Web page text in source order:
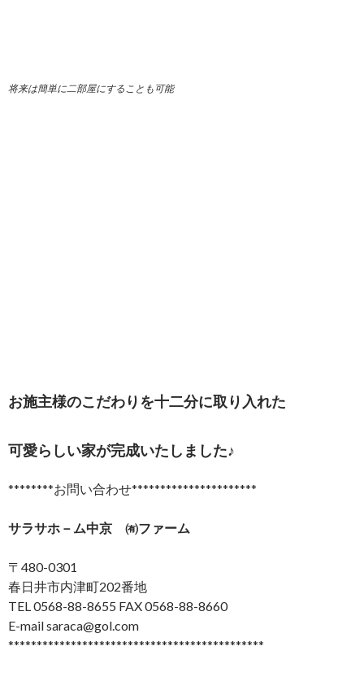
将来は簡単に二部屋にすることも可能
お施主様のこだわりを十二分に取り入れた
可愛らしい家が完成いたしました♪
********お問い合わせ**********************
サラサホ－ム中京 ㈲ファーム
〒480-0301
春日井市内津町202番地
TEL 0568-88-8655 FAX 0568-88-8660
E-mail saraca@gol.com
*********************************************